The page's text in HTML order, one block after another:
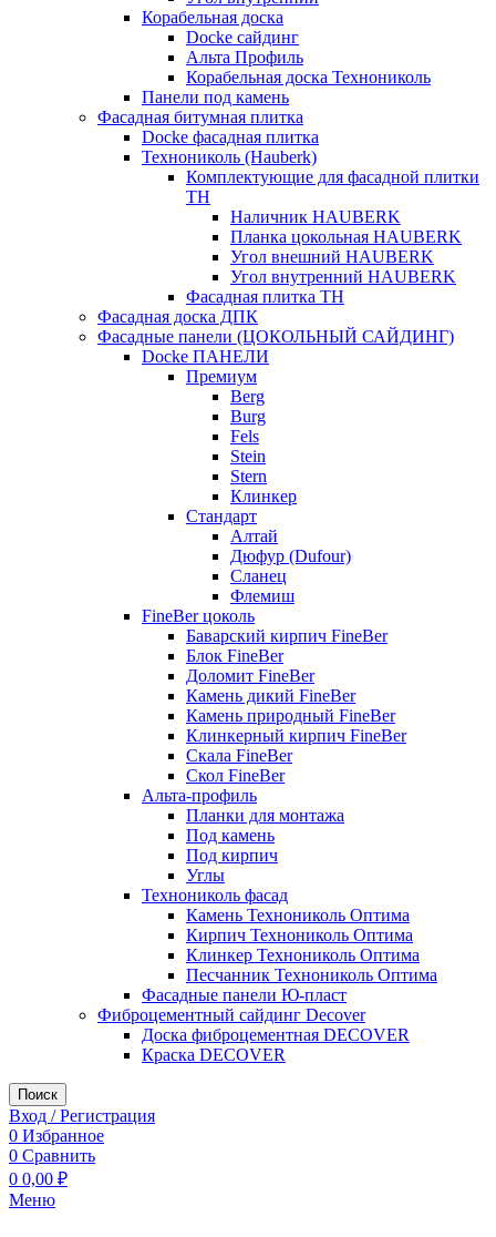
Корабельная доска
Docke сайдинг
Альта Профиль
Корабельная доска Технониколь
Панели под камень
Фасадная битумная плитка
Docke фасадная плитка
Технониколь (Hauberk)
Комплектующие для фасадной плитки
ТН
Наличник HAUBERK
Планка цокольная HAUBERK
Угол внешний HAUBERK
Угол внутренний HAUBERK
Фасадная плитка ТН
Фасадная доска ДПК
Фасадные панели (ЦОКОЛЬНЫЙ САЙДИНГ)
Docke ПАНЕЛИ
Премиум
Berg
Burg
Fels
Stein
Stern
Клинкер
Стандарт
Алтай
Дюфур (Dufour)
Сланец
Флемиш
FineBer цоколь
Баварский кирпич FineBer
Блок FineBer
Доломит FineBer
Камень дикий FineBer
Камень природный FineBer
Клинкерный кирпич FineBer
Скала FineBer
Скол FineBer
Альта-профиль
Планки для монтажа
Под камень
Под кирпич
Углы
Технониколь фасад
Камень Технониколь Оптима
Кирпич Технониколь Оптима
Клинкер Технониколь Оптима
Песчанник Технониколь Оптима
Фасадные панели Ю-пласт
Фиброцементный сайдинг Decover
Доска фиброцементная DECOVER
Краска DECOVER
Поиск
Вход / Регистрация
0 Избранное
0 Сравнить
0 0,00 ₽
Меню